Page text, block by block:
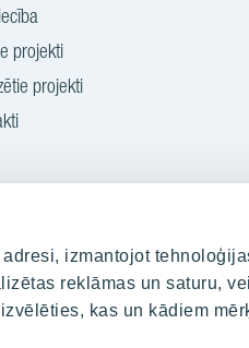
izmantojot
reklāmas un saturu,
kas un kādiem
projekti
projekti